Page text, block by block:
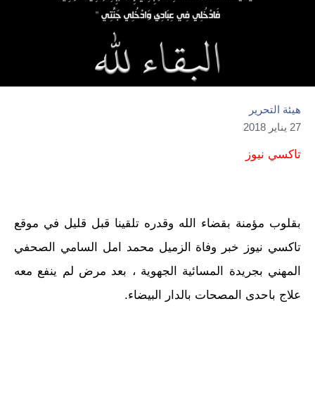
هيئة التحرير
27 يناير 2018
تاكسي نيوز
بقلوب مؤمنة بقضاء الله وقدره تلقينا قبل قليل في موقع
تاكسي نيوز خبر وفاة الزميل محمد امل السامي الصحفي
المهني بجريدة المسائية الجهوية ، بعد مرض لم ينفع معه
علاج باحدى المصحات بالدار البيضاء.